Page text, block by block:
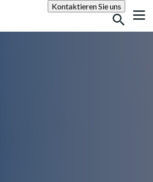
Kontaktieren Sie unsSuche